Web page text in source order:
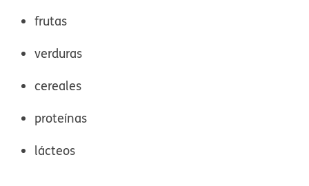
frutas
verduras
cereales
proteínas
lácteos